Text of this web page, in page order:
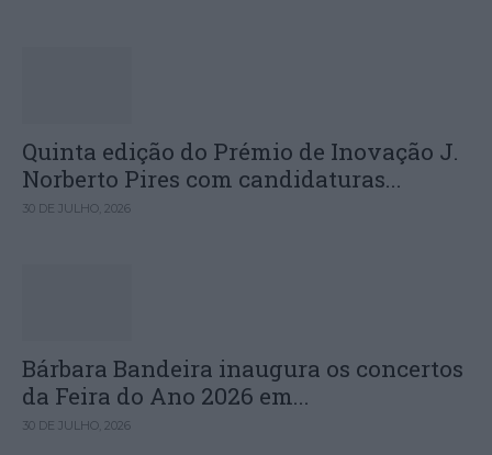
Quinta edição do Prémio de Inovação J.
Norberto Pires com candidaturas...
30 DE JULHO, 2026
Bárbara Bandeira inaugura os concertos
da Feira do Ano 2026 em...
30 DE JULHO, 2026